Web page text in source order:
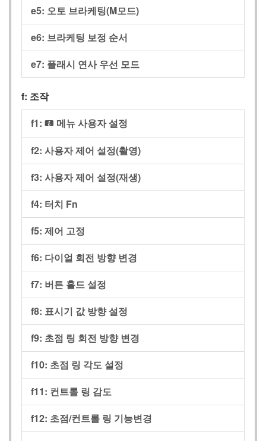
e5: 오토 브라케팅(M모드)
e6: 브라케팅 보정 순서
e7: 플래시 연사 우선 모드
f: 조작
f1: i 메뉴 사용자 설정
f2: 사용자 제어 설정(촬영)
f3: 사용자 제어 설정(재생)
f4: 터치 Fn
f5: 제어 고정
f6: 다이얼 회전 방향 변경
f7: 버튼 홀드 설정
f8: 표시기 값 방향 설정
f9: 초점 링 회전 방향 변경
f10: 초점 링 각도 설정
f11: 컨트롤 링 감도
f12: 초점/컨트롤 링 기능변경